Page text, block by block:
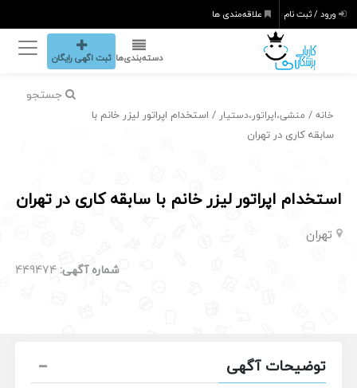
ورود / ثبت نام علاقه‌مندی ها
دسته‌بندی‌ها ثبت اگهی رایگان
جستجو
خانه / منشی،اپراتور،دستیار / استخدام اپراتور لیزر خانم با
سابقه کاری در تهران
استخدام اپراتور لیزر خانم با سابقه کاری در تهران
تهران
شماره آگهی: 449474
توضیحات آگهی